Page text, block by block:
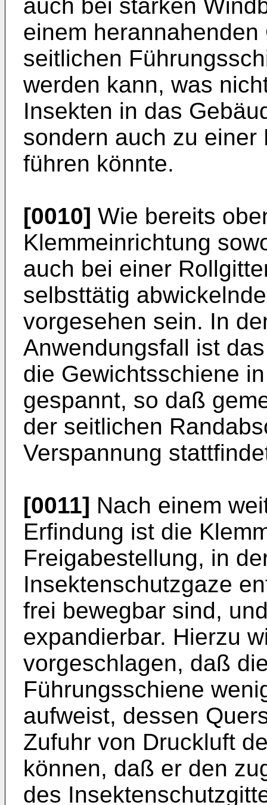
auch bei starken
einem
seitlichen
werden kann, was
Insekten in das
sondern auch zu
führen könnte.
[0010] Wie bereits
Klemmeinrichtung
auch bei einer
selbsttätig
vorgesehen sein. In
Anwendungsfall ist
die Gewichtsschiene
gespannt, so daß
der seitlichen
Verspannung
[0011] Nach einem
Erfindung ist die
Freigabestellung, in
Insektenschutzgaze
frei bewegbar sind,
expandierbar. Hierzu
vorgeschlagen, daß
Führungsschiene
aufweist, dessen
Zufuhr von Druckluft
können, daß er den
des